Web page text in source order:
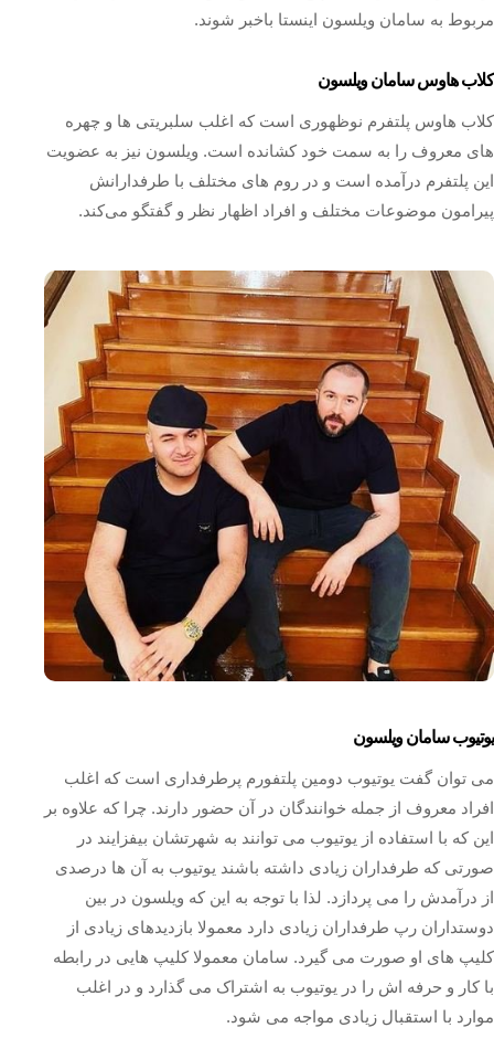
مربوط به سامان ویلسون اینستا باخبر شوند.
کلاب هاوس سامان ویلسون
کلاب هاوس پلتفرم نوظهوری است که اغلب سلبریتی ها و چهره
های معروف را به سمت خود کشانده است. ویلسون نیز به عضویت
این پلتفرم درآمده است و در روم های مختلف با طرفدارانش
پیرامون موضوعات مختلف و افراد اظهار نظر و گفتگو می‌کند.
یوتیوب سامان ویلسون
می توان گفت یوتیوب دومین پلتفورم پرطرفداری است که اغلب
افراد معروف از جمله خوانندگان در آن حضور دارند. چرا که علاوه بر
این که با استفاده از یوتیوب می توانند به شهرتشان بیفزایند در
صورتی که طرفداران زیادی داشته باشند یوتیوب به آن ها درصدی
از درآمدش را می پردازد. لذا با توجه به این که ویلسون در بین
دوستداران رپ طرفداران زیادی دارد معمولا بازدیدهای زیادی از
کلیپ های او صورت می گیرد. سامان معمولا کلیپ هایی در رابطه
با کار و حرفه اش را در یوتیوب به اشتراک می گذارد و در اغلب
موارد با استقبال زیادی مواجه می شود.